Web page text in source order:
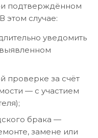
подтверждённом
этом случае:
уведомить
проверке за счёт
— с участием
брака —
замене или